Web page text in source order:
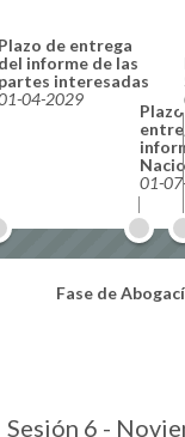
Fase de
de entrega
informe de las
interesadas
04-2029
01-
Sesión 6 -